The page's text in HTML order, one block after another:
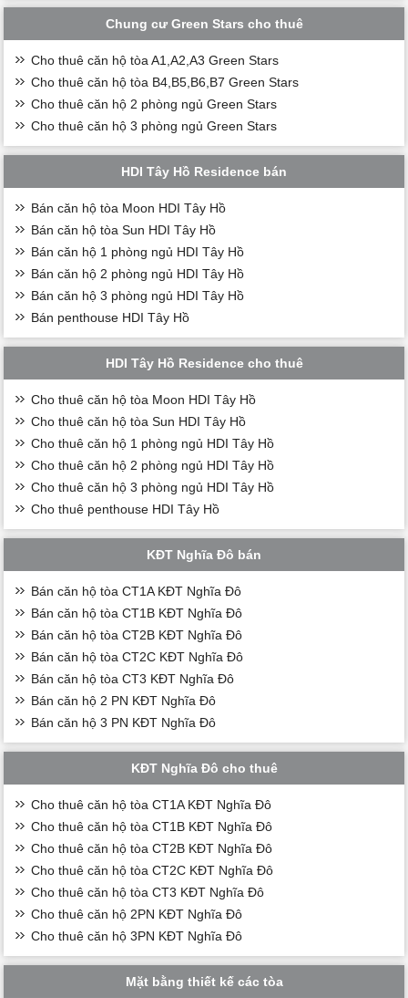
Chung cư Green Stars cho thuê
Cho thuê căn hộ tòa A1,A2,A3 Green Stars
Cho thuê căn hộ tòa B4,B5,B6,B7 Green Stars
Cho thuê căn hộ 2 phòng ngủ Green Stars
Cho thuê căn hộ 3 phòng ngủ Green Stars
HDI Tây Hồ Residence bán
Bán căn hộ tòa Moon HDI Tây Hồ
Bán căn hộ tòa Sun HDI Tây Hồ
Bán căn hộ 1 phòng ngủ HDI Tây Hồ
Bán căn hộ 2 phòng ngủ HDI Tây Hồ
Bán căn hộ 3 phòng ngủ HDI Tây Hồ
Bán penthouse HDI Tây Hồ
HDI Tây Hồ Residence cho thuê
Cho thuê căn hộ tòa Moon HDI Tây Hồ
Cho thuê căn hộ tòa Sun HDI Tây Hồ
Cho thuê căn hộ 1 phòng ngủ HDI Tây Hồ
Cho thuê căn hộ 2 phòng ngủ HDI Tây Hồ
Cho thuê căn hộ 3 phòng ngủ HDI Tây Hồ
Cho thuê penthouse HDI Tây Hồ
KĐT Nghĩa Đô bán
Bán căn hộ tòa CT1A KĐT Nghĩa Đô
Bán căn hộ tòa CT1B KĐT Nghĩa Đô
Bán căn hộ tòa CT2B KĐT Nghĩa Đô
Bán căn hộ tòa CT2C KĐT Nghĩa Đô
Bán căn hộ tòa CT3 KĐT Nghĩa Đô
Bán căn hộ 2 PN KĐT Nghĩa Đô
Bán căn hộ 3 PN KĐT Nghĩa Đô
KĐT Nghĩa Đô cho thuê
Cho thuê căn hộ tòa CT1A KĐT Nghĩa Đô
Cho thuê căn hộ tòa CT1B KĐT Nghĩa Đô
Cho thuê căn hộ tòa CT2B KĐT Nghĩa Đô
Cho thuê căn hộ tòa CT2C KĐT Nghĩa Đô
Cho thuê căn hộ tòa CT3 KĐT Nghĩa Đô
Cho thuê căn hộ 2PN KĐT Nghĩa Đô
Cho thuê căn hộ 3PN KĐT Nghĩa Đô
Mặt bằng thiết kế các tòa